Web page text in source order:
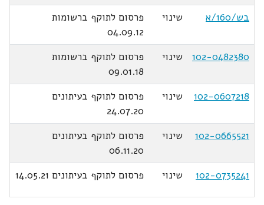
בש/160/א
שינוי
פרסום לתוקף ברשומות
04.09.12
102-0482380
שינוי
פרסום לתוקף ברשומות
09.01.18
102-0607218
שינוי
פרסום לתוקף בעיתונים
24.07.20
102-0665521
שינוי
פרסום לתוקף בעיתונים
06.11.20
102-0735241
שינוי פרסום לתוקף בעיתונים 14.05.21